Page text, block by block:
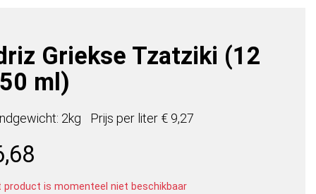
Griekse Tzatziki (12
ml)
2kg Prijs per liter € 9,27
product is momenteel niet beschikbaar